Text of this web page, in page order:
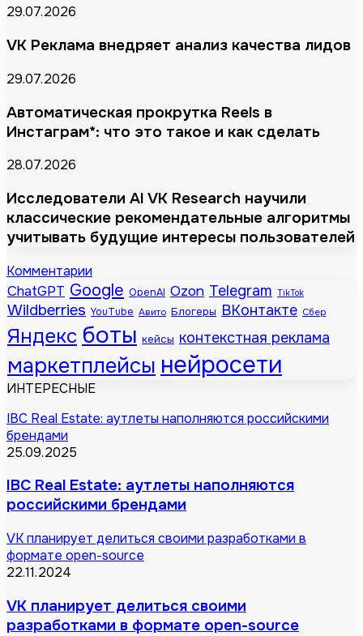
29.07.2026
VK Реклама внедряет анализ качества лидов
29.07.2026
Автоматическая прокрутка Reels в
Инстаграм*: что это такое и как сделать
28.07.2026
Исследователи AI VK Research научили
классические рекомендательные алгоритмы
учитывать будущие интересы пользователей
Комментарии
ChatGPT Google OpenAI Ozon Telegram TikTok
Wildberries YouTube Авито Блогеры ВКонтакте Сбер
Яндекс боты кейсы контекстная реклама
маркетплейсы нейросети
ИНТЕРЕСНЫЕ
IBC Real Estate: аутлеты наполняются российскими
брендами
25.09.2025
IBC Real Estate: аутлеты наполняются
российскими брендами
VK планирует делиться своими разработками в
формате open-source
22.11.2024
VK планирует делиться своими
разработками в формате open-source